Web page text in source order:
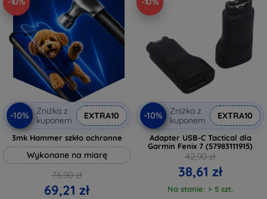
-10%
Zniżka z
kuponem
EXTRA10
3mk Hammer szkło ochronne
Wykonane na miarę
76,90 zł
69,21 zł
-10%
Zniżka z
kuponem
EXTRA10
Adapter USB-C Tactical dla
Garmin Fenix 7 (57983111915)
42,90 zł
38,61 zł
Na stanie: > 5 szt.